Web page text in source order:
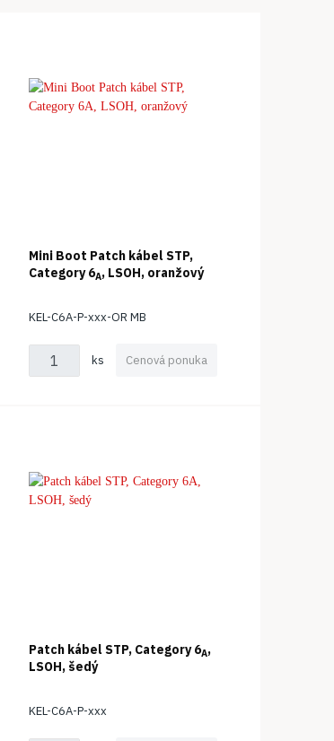
Mini Boot Patch kábel STP,
Category 6A, LSOH, oranžový
KEL-C6A-P-xxx-OR MB
ks Cenová ponuka
Patch kábel STP, Category 6A,
LSOH, šedý
KEL-C6A-P-xxx